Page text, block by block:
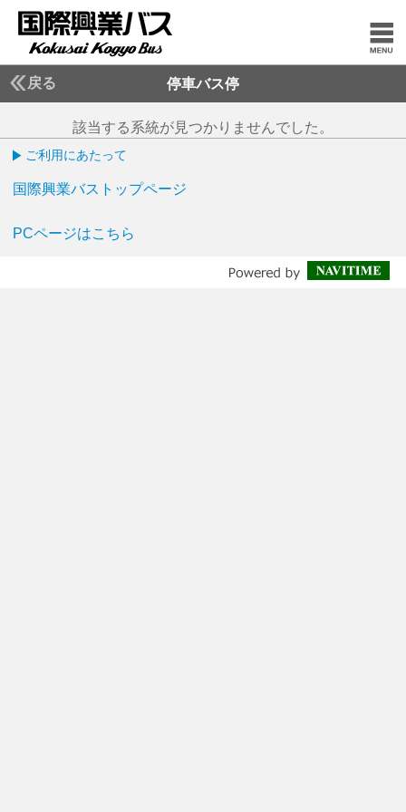
戻る 停車バス停
該当する系統が見つかりませんでした。
ご利用にあたって
国際興業バストップページ
PCページはこちら